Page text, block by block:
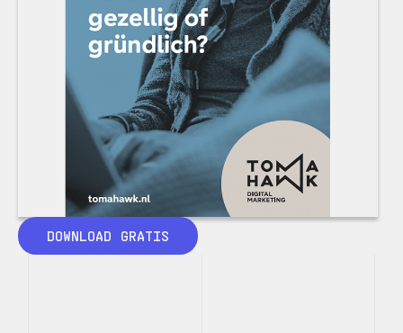
DOWNLOAD GRATIS